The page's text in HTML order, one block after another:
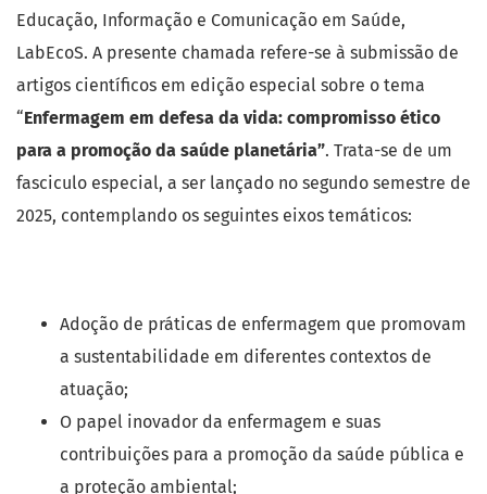
Educação, Informação e Comunicação em Saúde,
LabEcoS. A presente chamada refere-se à submissão de
artigos científicos em edição especial sobre o tema
“Enfermagem em defesa da vida: compromisso ético
para a promoção da saúde planetária”. Trata-se de um
fasciculo especial, a ser lançado no segundo semestre de
2025, contemplando os seguintes eixos temáticos:
Adoção de práticas de enfermagem que promovam
a sustentabilidade em diferentes contextos de
atuação;
O papel inovador da enfermagem e suas
contribuições para a promoção da saúde pública e
a proteção ambiental;